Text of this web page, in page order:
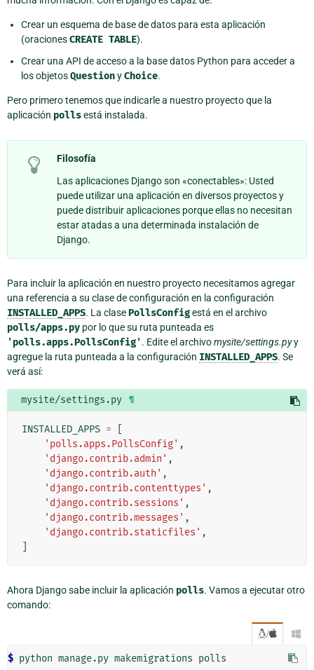
Crear un esquema de base de datos para esta aplicación
(oracionesCREATE TABLE).
Crear una API de acceso a la base datos Python para acceder a
los objetosQuestionyChoice.
Pero primero tenemos que indicarle a nuestro proyecto que la
aplicación pollsestá instalada.
Filosofía
Las aplicaciones Django son «conectables»: Usted
puede utilizar una aplicación en diversos proyectos y
puede distribuir aplicaciones porque ellas no necesitan
estar atadas a una determinada instalación de
Django.
Para incluir la aplicación en nuestro proyecto necesitamos agregar
una referencia a su clase de configuración en la configuración
INSTALLED_APPS. La clasePollsConfigestá en el archivo
polls/apps.py por lo que su ruta punteada es
'polls.apps.PollsConfig'. Edite el archivomysite/settings.pyy
agregue la ruta punteada a la configuración INSTALLED_APPS. Se
verá así:
mysite/settings.py ¶
INSTALLED_APPS =
'polls.apps.PollsConfig' ,
'django.contrib.admin' ,
'django.contrib.auth' ,
'django.contrib.contenttypes' ,
'django.contrib.sessions' ,
'django.contrib.messages' ,
'django.contrib.staticfiles' ,
Ahora Django sabe incluir la aplicación polls. Vamos a ejecutar otro
comando:
/ 
$